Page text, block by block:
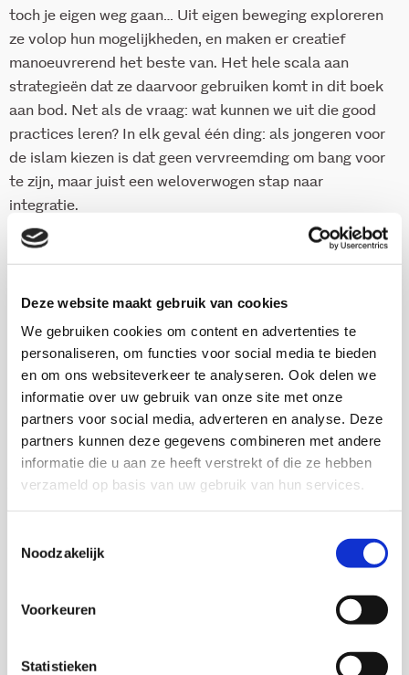
Deze website maakt gebruik van cookies
We gebruiken cookies om content en advertenties te
personaliseren, om functies voor social media te bieden
en om ons websiteverkeer te analyseren. Ook delen we
informatie over uw gebruik van onze site met onze
partners voor social media, adverteren en analyse. Deze
partners kunnen deze gegevens combineren met andere
informatie die u aan ze heeft verstrekt of die ze hebben
verzameld op basis van uw gebruik van hun services.
Noodzakelijk
Voorkeuren
Statistieken
toch je eigen weg gaan… Uit eigen beweging exploreren
ze volop hun mogelijkheden, en maken er creatief
manoeuvrerend het beste van. Het hele scala aan
strategieën dat ze daarvoor gebruiken komt in dit boek
aan bod. Net als de vraag: wat kunnen we uit die good
practices leren? In elk geval één ding: als jongeren voor
de islam kiezen is dat geen vervreemding om bang voor
te zijn, maar juist een weloverwogen stap naar
integratie.
De publicatie bevat een slothoofdstuk met adviezen
aan iedereen ‘die daar in beleid of praktijk iets mee
moskeeën, scholen, politici, jongeren zelf. Onder de
kopjes ‘Niet doen!’ en ‘Doen!’ heeft Susan
aanknopingspunten geformuleerd voor een meer
opbouwende benadering van jonge Marokkanen. Zoals:
en niet verkrampt doen over Moslimschap – de
samenleving kan de religieuze beleving van jongeren
juist gebruiken als ingang voor integratie. En: werken
seksekwesties aan de orde stellen.
Download deze publicatie